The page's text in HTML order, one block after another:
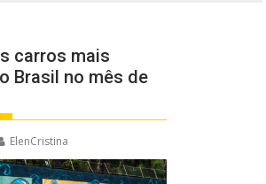
carros mais
Brasil no mês de
ElenCristina